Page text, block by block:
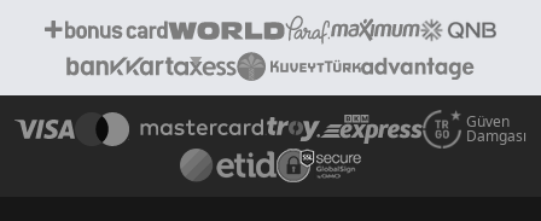
Güven
Damgası